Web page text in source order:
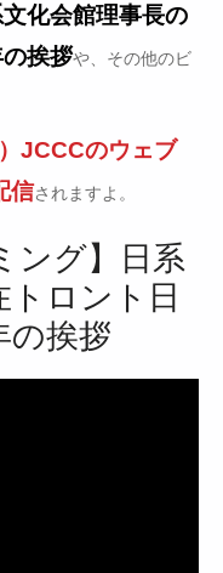
化会館理事長の
挨拶や、その他のビ
JCCCのウェブ
信されますよ。
ング】日系
ロント日
の挨拶